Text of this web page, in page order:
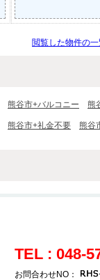
閲覧した物件の
熊谷市+バルコニー 熊
熊谷市+礼金不要 熊谷
TEL : 048-
お問合わせNO：